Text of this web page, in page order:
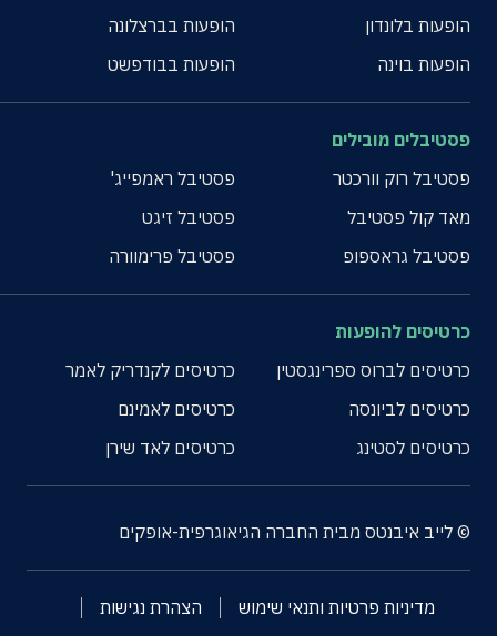
הופעות בלונדון
הופעות בברצלונה
הופעות בוינה
הופעות בבודפשט
פסטיבלים מובילים
פסטיבל רוק וורכטר
פסטיבל ראמפייג'
מאד קול פסטיבל
פסטיבל זיגט
פסטיבל גראספופ
פסטיבל פרימוורה
כרטיסים להופעות
כרטיסים לברוס ספרינגסטין
כרטיסים לקנדריק לאמר
כרטיסים לביונסה
כרטיסים לאמינם
כרטיסים לסטינג
כרטיסים לאד שירן
© לייב איבנטס מבית החברה הגיאוגרפית-אופקים
מדיניות פרטיות ותנאי שימוש
הצהרת נגישות